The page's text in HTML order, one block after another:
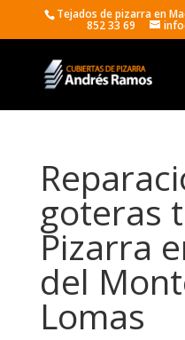
Tejados de pizarra en
852 33 69
goteras
Pizarra
del
Lomas